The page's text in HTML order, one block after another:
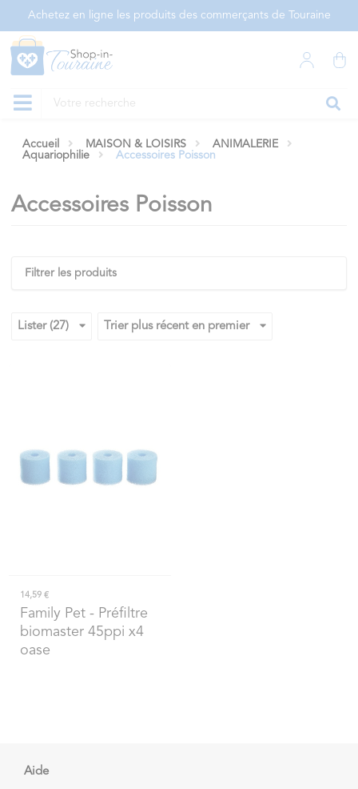
Achetez en ligne les produits des commerçants de Touraine
Accueil MAISON & LOISIRS
ANIMALERIE
Aquariophilie
Accessoires Poisson
Accessoires Poisson
Filtrer les produits
Lister (27) Trier plus récent en premier
14,59 €
Family Pet- Préfiltre
biomaster 45ppi x4
oase
Aide
Panneau de gestion des cookies